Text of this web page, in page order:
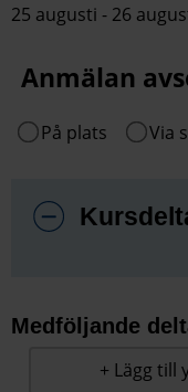
25 augusti - 26
Anmälan
På plats Via
Medföljande
+ Lägg till